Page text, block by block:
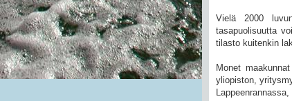
Vielä 2000
tasapuolisuutta
tilasto kuitenkin
Monet
yliopiston,